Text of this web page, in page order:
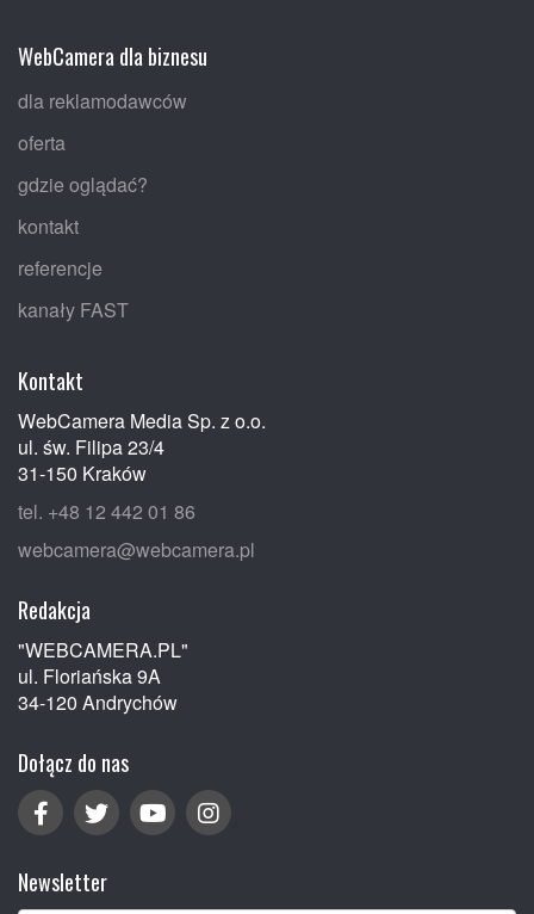
WebCamera dla biznesu
dla reklamodawców
oferta
gdzie oglądać?
kontakt
referencje
kanały FAST
Kontakt
WebCamera Media Sp. z o.o.
ul. św. Filipa 23/4
31-150 Kraków
tel. +48 12 442 01 86
webcamera@webcamera.pl
Redakcja
"WEBCAMERA.PL"
ul. Floriańska 9A
34-120 Andrychów
Dołącz do nas
Newsletter